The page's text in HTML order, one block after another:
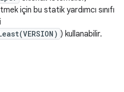
için bu statik yardımcı sınıfı
) kullanabilir.